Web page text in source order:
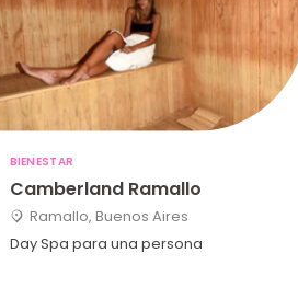
BIENESTAR
Camberland Ramallo
Ramallo, Buenos Aires
Day Spa para una persona